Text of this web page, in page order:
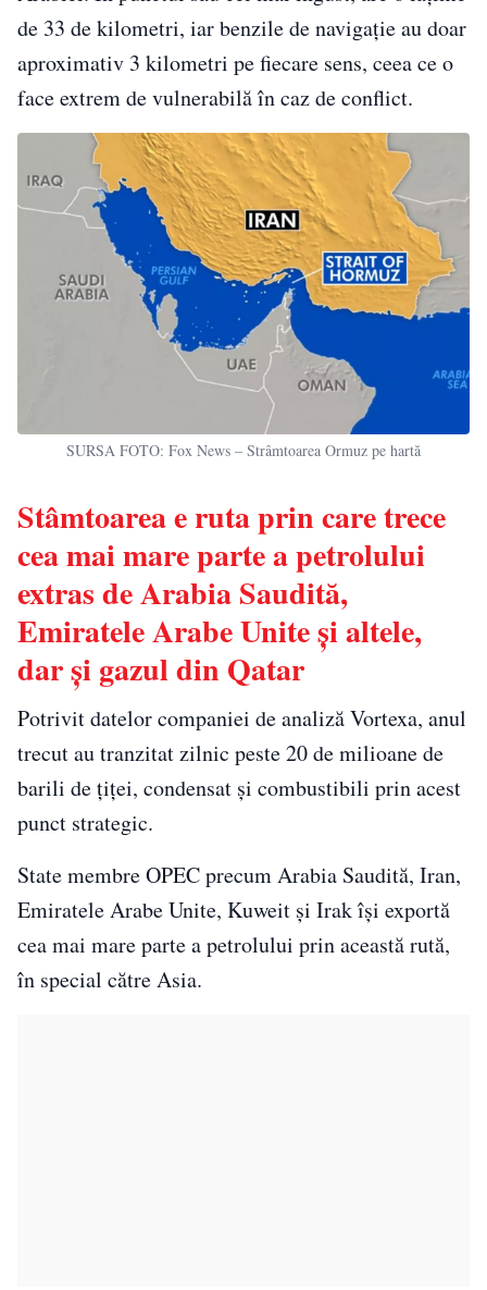
de 33 de kilometri, iar benzile de navigaţie au doar
aproximativ 3 kilometri pe fiecare sens, ceea ce o
face extrem de vulnerabilă în caz de conflict.
SURSA FOTO: Fox News – Strâmtoarea Ormuz pe hartă
Stâmtoarea e ruta prin care trece
cea mai mare parte a petrolului
extras de Arabia Saudită,
Emiratele Arabe Unite și altele,
dar și gazul din Qatar
Potrivit datelor companiei de analiză Vortexa, anul
trecut au tranzitat zilnic peste 20 de milioane de
barili de ţiţei, condensat şi combustibili prin acest
punct strategic.
State membre OPEC precum Arabia Saudită, Iran,
Emiratele Arabe Unite, Kuweit şi Irak îşi exportă
cea mai mare parte a petrolului prin această rută,
în special către Asia.